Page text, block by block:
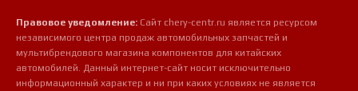
Правовое уведомление: Сайт chery-centr.ru является ресурсом
независимого центра продаж автомобильных запчастей и
мультибрендового магазина компонентов для китайских
автомобилей. Данный интернет-сайт носит исключительно
информационный характер и ни при каких условиях не является